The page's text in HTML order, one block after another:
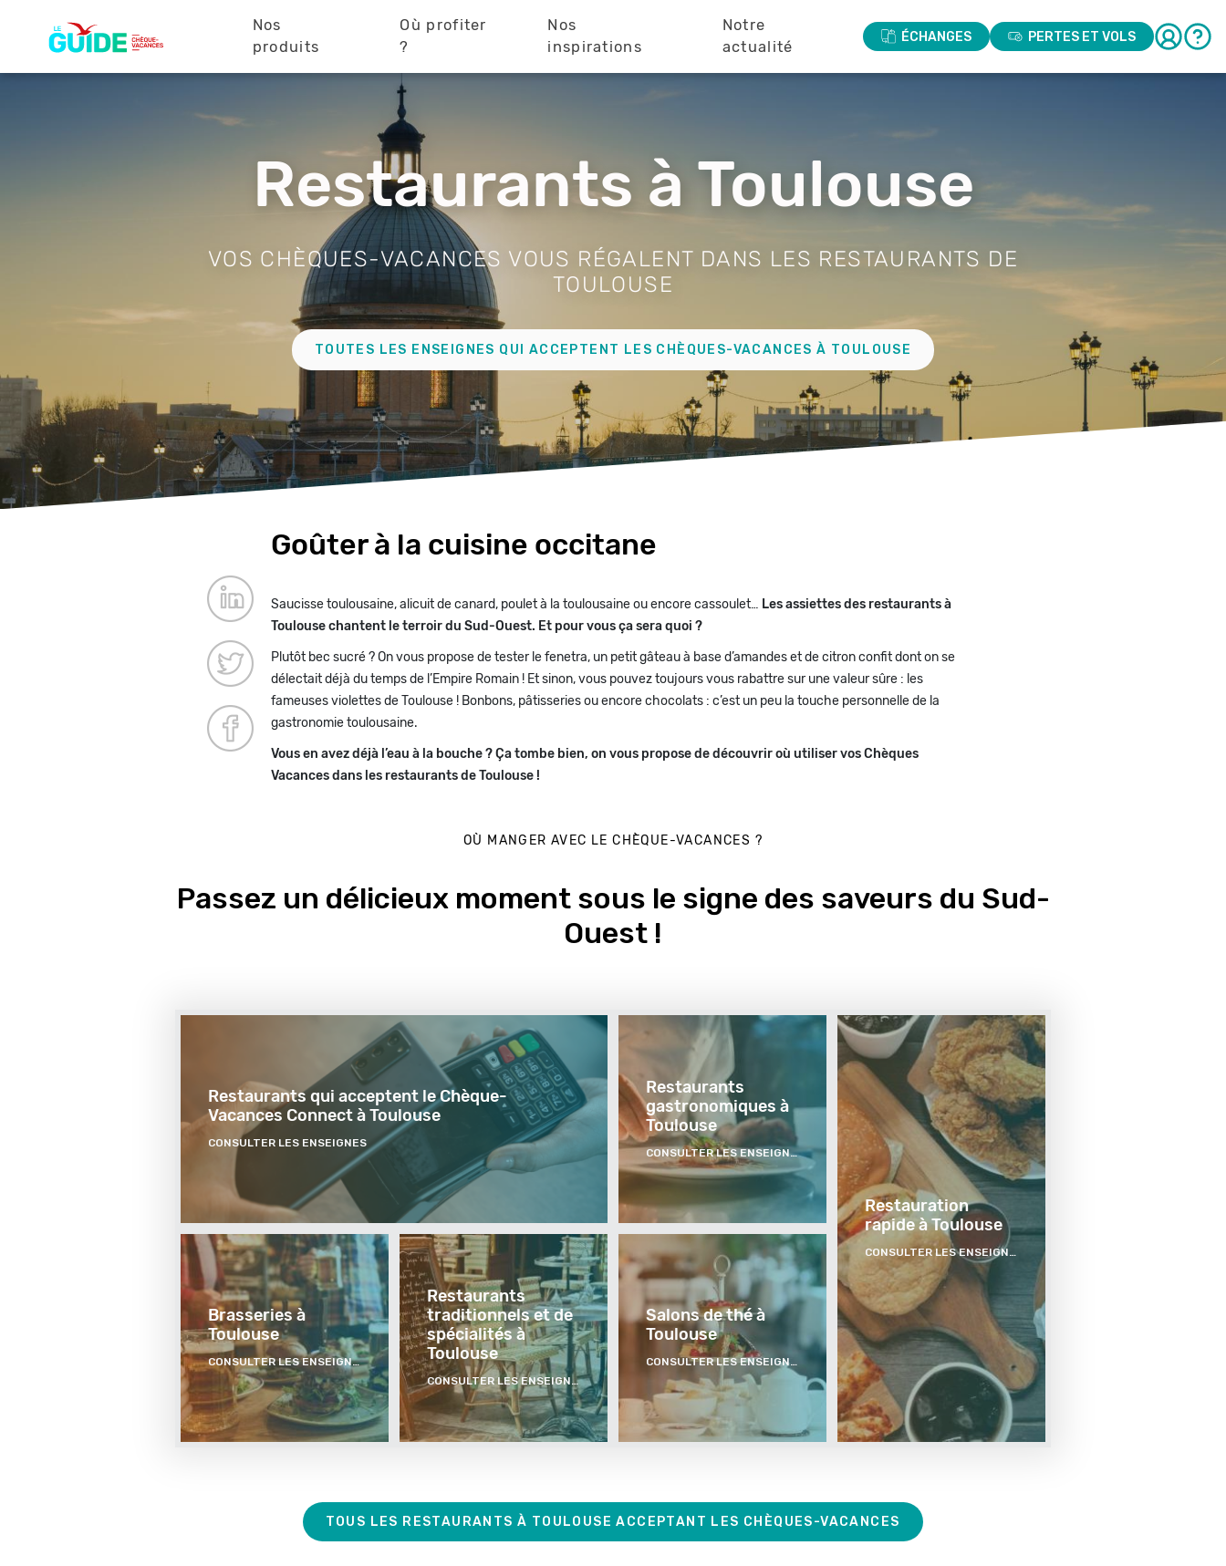
principale
Nos
produits
Où profiter
?
Nos
inspirations
Notre
actualité
ÉCHANGES PERTES ET VOLS
Visuel
Restaurants à Toulouse
VOS CHÈQUES-VACANCES VOUS RÉGALENT DANS LES RESTAURANTS DE
TOULOUSE
TOUTES LES ENSEIGNES QUI ACCEPTENT LES CHÈQUES-VACANCES À TOULOUSE
Goûter à la cuisine occitane
Paragraphes
Saucisse toulousaine, alicuit de canard, poulet à la toulousaine ou encore cassoulet… Les assiettes des restaurants à
Toulouse chantent le terroir du Sud-Ouest. Et pour vous ça sera quoi ?
Plutôt bec sucré ? On vous propose de tester le fenetra, un petit gâteau à base d’amandes et de citron confit dont on se
délectait déjà du temps de l’Empire Romain ! Et sinon, vous pouvez toujours vous rabattre sur une valeur sûre : les
fameuses violettes de Toulouse ! Bonbons, pâtisseries ou encore chocolats : c’est un peu la touche personnelle de la
gastronomie toulousaine.
Vous en avez déjà l’eau à la bouche ? Ça tombe bien, on vous propose de découvrir où utiliser vos Chèques
Vacances dans les restaurants de Toulouse !
OÙ MANGER AVEC LE CHÈQUE-VACANCES ?
Passez un délicieux moment sous le signe des saveurs du Sud-
Ouest !
Restaurants qui acceptent le Chèque-
Vacances Connect à Toulouse
CONSULTER LES ENSEIGNES
Restaurants
gastronomiques à
Toulouse
CONSULTER LES ENSEIGNES
Restauration
rapide à Toulouse
CONSULTER LES ENSEIGNES
Brasseries à
Toulouse
CONSULTER LES ENSEIGNES
Restaurants
traditionnels et de
spécialités à
Toulouse
CONSULTER LES ENSEIGNES
Salons de thé à
Toulouse
CONSULTER LES ENSEIGNES
TOUS LES RESTAURANTS À TOULOUSE ACCEPTANT LES CHÈQUES-VACANCES